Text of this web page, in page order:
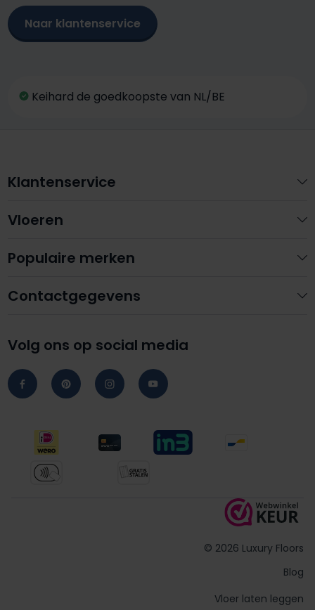
Naar klantenservice
Keihard de goedkoopste van NL/BE
Contactgegevens
Volg ons op social media
Klantenservice
Vloeren
Populaire merken
© 2026 Luxury Floors
Blog
Vloer laten leggen